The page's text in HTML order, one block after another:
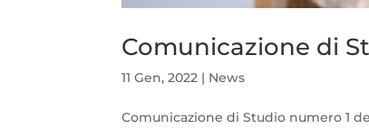
Comunicazione di
11 Gen, 2022 | News
Comunicazione di Studio numero 1